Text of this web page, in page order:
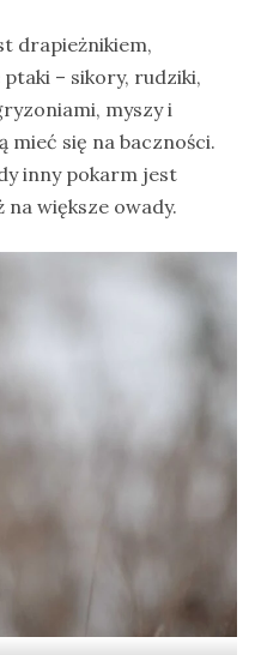
drapieżnikiem,
– sikory, rudziki,
myszy i
mieć się na baczności.
inny pokarm jest
większe owady.